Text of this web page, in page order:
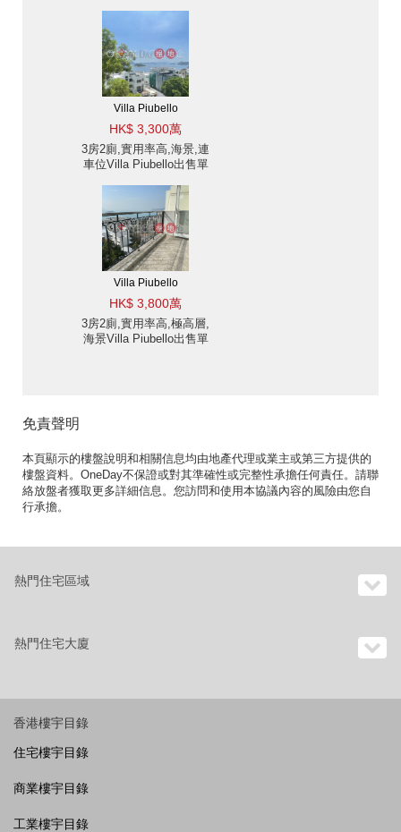
Villa Piubello
HK$ 3,300萬
3房2廁,實用率高,海景,連
車位Villa Piubello出售單
Villa Piubello
HK$ 3,800萬
3房2廁,實用率高,極高層,
海景Villa Piubello出售單
免責聲明
本頁顯示的樓盤說明和相關信息均由地產代理或業主或第三方提供的
樓盤資料。OneDay不保證或對其準確性或完整性承擔任何責任。請聯
絡放盤者獲取更多詳細信息。您訪問和使用本協議內容的風險由您自
行承擔。
熱門住宅區域
熱門住宅大廈
香港樓宇目錄
住宅樓宇目錄
商業樓宇目錄
工業樓宇目錄